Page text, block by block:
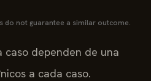
do not guarantee a similar outcome.
caso dependen de una
a cada caso.